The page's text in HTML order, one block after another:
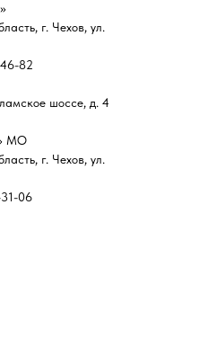
г. Чехов, ул.
82
шоссе, д. 4
МО
г. Чехов, ул.
06